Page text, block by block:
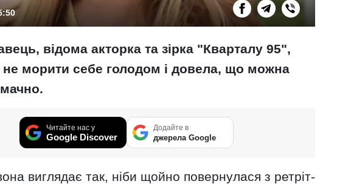
відома акторка та зірка "Кварталу 95",
не морити себе голодом і довела, що можна
Читайте нас у
Google Discover
Додайте в
джерела Google
виглядає так, ніби щойно повернулася з ретріт-